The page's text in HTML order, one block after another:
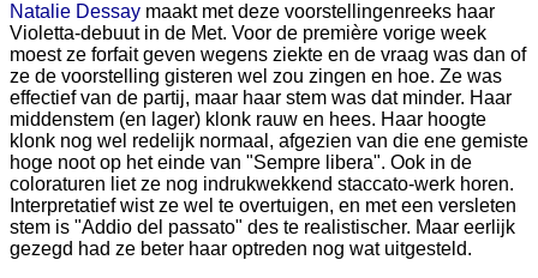
Natalie Dessay maakt met deze voorstellingenreeks haar
Violetta-debuut in de Met. Voor de première vorige week
moest ze forfait geven wegens ziekte en de vraag was dan of
ze de voorstelling gisteren wel zou zingen en hoe. Ze was
effectief van de partij, maar haar stem was dat minder. Haar
middenstem (en lager) klonk rauw en hees. Haar hoogte
klonk nog wel redelijk normaal, afgezien van die ene gemiste
hoge noot op het einde van "Sempre libera". Ook in de
coloraturen liet ze nog indrukwekkend staccato-werk horen.
Interpretatief wist ze wel te overtuigen, en met een versleten
stem is "Addio del passato" des te realistischer. Maar eerlijk
gezegd had ze beter haar optreden nog wat uitgesteld.